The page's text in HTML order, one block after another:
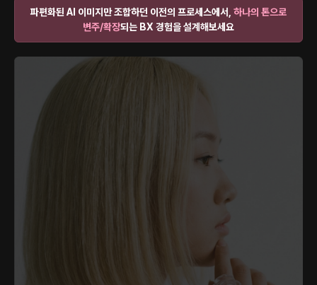
파편화된 AI 이미지만 조합하던 이전의 프로세스에서, 하나의 톤으로
변주/확장되는 BX 경험을 설계해보세요